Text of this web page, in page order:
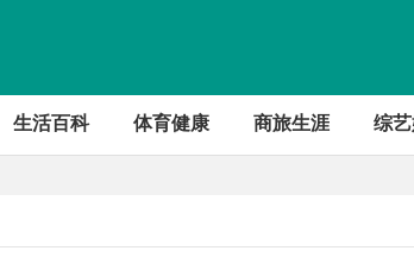
生活百科 体育健康 商旅生涯 综